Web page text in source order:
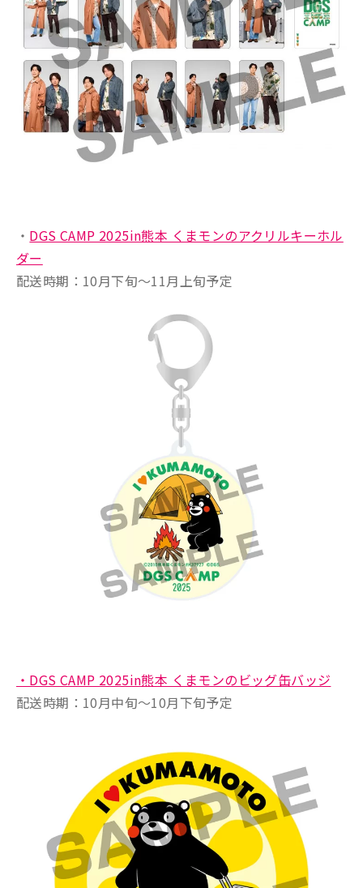
・ DGS CAMP 2025in熊本 くまモンのアクリルキーホル
ダー
配送時期：10月下旬〜11月上旬予定
・DGS CAMP 2025in熊本 くまモンのビッグ缶バッジ
配送時期：10月中旬〜10月下旬予定